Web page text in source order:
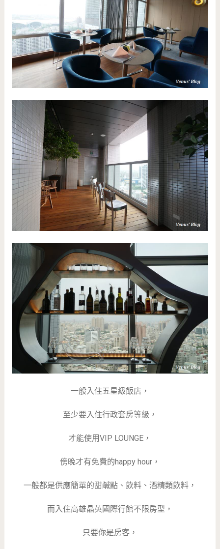
一般入住五星級飯店，
至少要入住行政套房等級，
才能使用VIP LOUNGE，
傍晚才有免費的happy hour，
一般都是供應簡單的甜鹹點、飲料、酒精類飲料，
而入住高雄晶英國際行館不限房型，
只要你是房客，